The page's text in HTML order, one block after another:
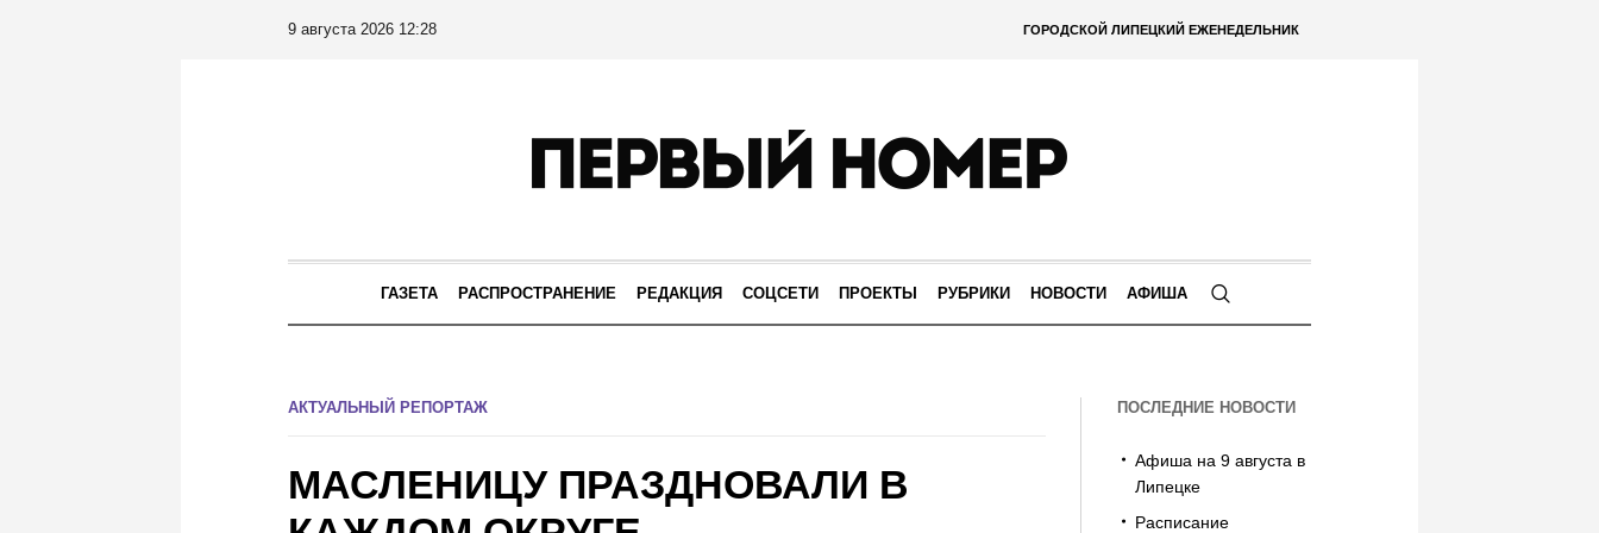
ГОРОДСКОЙ ЛИПЕЦКИЙ ЕЖЕНЕДЕЛЬНИК
9 августа 2026 12:28
ГАЗЕТА РАСПРОСТРАНЕНИЕ РЕДАКЦИЯ СОЦСЕТИ ПРОЕКТЫ РУБРИКИ НОВОСТИ АФИША
АКТУАЛЬНЫЙ РЕПОРТАЖ
МАСЛЕНИЦУ ПРАЗДНОВАЛИ В
ПОСЛЕДНИЕ НОВОСТИ
Афиша на 9 августа в
Липецке
Расписание